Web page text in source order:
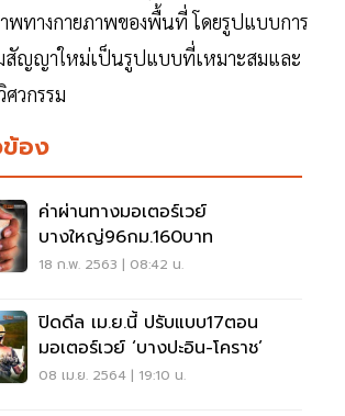
พทางกายภาพของพื้นที่ โดยรูปแบบการ
ญญาใหม่เป็นรูปแบบที่เหมาะสมและ
วกรรม
ข้อง
ค่าผ่านทางมอเตอร์เวย์
บางใหญ่96กม.160บาท
18 ก.พ. 2563 | 08:42 น.
ปิดดีล เม.ย.นี้ ปรับแบบ17ตอน
มอเตอร์เวย์ ‘บางปะอิน-โคราช’
08 เม.ย. 2564 | 19:10 น.